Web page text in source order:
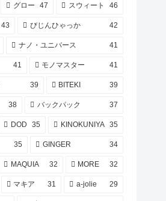
グロー 47 スウィート 46
43 びじんひゃっか 42
ナノ・ユニバース 41
41 モノマスター 41
39 BITEKI 39
38 バックパック 37
DOD 35 KINOKUNIYA 35
35 GINGER 34
MAQUIA 32 MORE 32
マキア 31 a-jolie 29